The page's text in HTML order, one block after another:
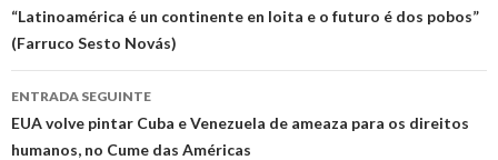
a
entrada
“Latinoamérica é un continente en loita e o futuro é dos pobos”
(Farruco Sesto Novás)
ENTRADA SEGUINTE
EUA volve pintar Cuba e Venezuela de ameaza para os direitos
humanos, no Cume das Américas